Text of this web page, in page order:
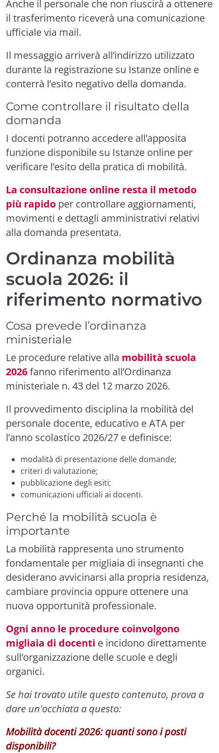
Anche il personale che non riuscirà a ottenere
il trasferimento riceverà una comunicazione
ufficiale via mail.
Il messaggio arriverà all’indirizzo utilizzato
durante la registrazione su Istanze online e
conterrà l’esito negativo della domanda.
Come controllare il risultato della
domanda
I docenti potranno accedere all’apposita
funzione disponibile su Istanze online per
verificare l’esito della pratica di mobilità.
La consultazione online resta il metodo
più rapido per controllare aggiornamenti,
movimenti e dettagli amministrativi relativi
alla domanda presentata.
Ordinanza mobilità
scuola 2026: il
riferimento normativo
Cosa prevede l’ordinanza
ministeriale
Le procedure relative alla mobilità scuola
2026fanno riferimento all’Ordinanza
ministeriale n. 43 del 12 marzo 2026.
Il provvedimento disciplina la mobilità del
personale docente, educativo e ATA per
l’anno scolastico 2026/27 e definisce:
modalità di presentazione delle domande;
criteri di valutazione;
pubblicazione degli esiti;
comunicazioni ufficiali ai docenti.
Perché la mobilità scuola è
importante
La mobilità rappresenta uno strumento
fondamentale per migliaia di insegnanti che
desiderano avvicinarsi alla propria residenza,
cambiare provincia oppure ottenere una
nuova opportunità professionale.
Ogni anno le procedure coinvolgono
migliaia di docenti e incidono direttamente
sull’organizzazione delle scuole e degli
organici.
Se hai trovato utile questo contenuto, prova a
dare un'occhiata a questo:
Mobilità docenti 2026: quanti sono i posti
disponibili?